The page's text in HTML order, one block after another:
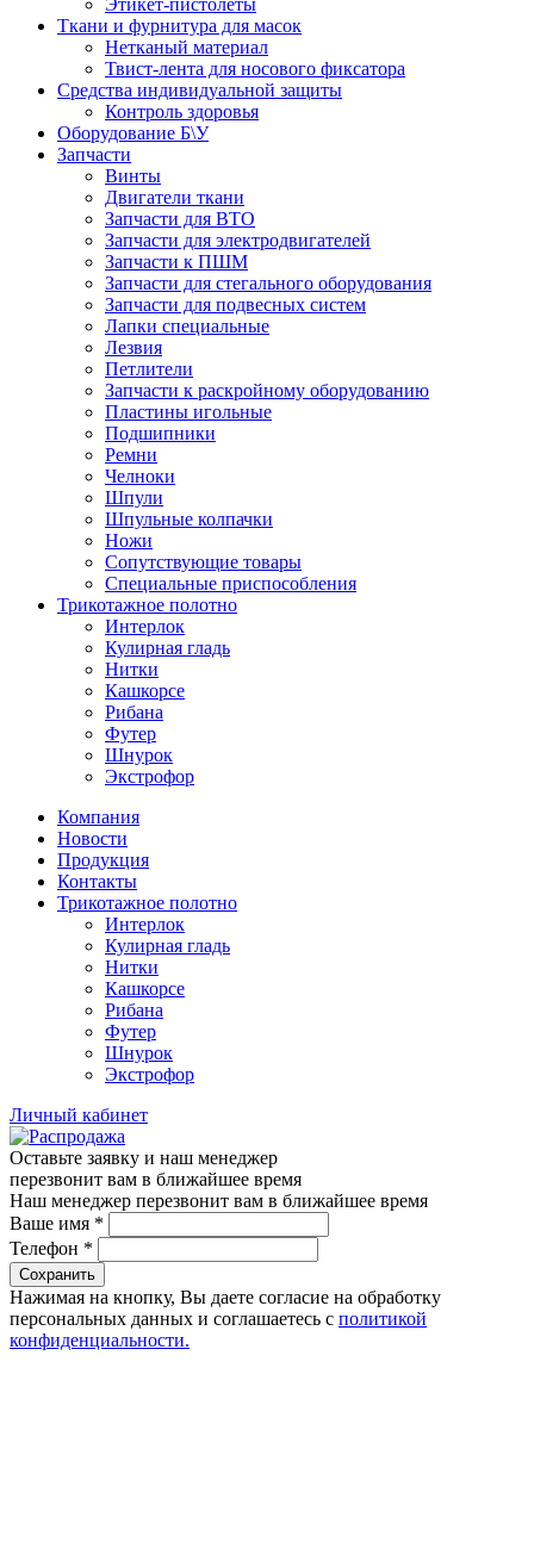
Ткани и фурнитура для масок
Нетканый материал
Твист-лента для носового фиксатора
Средства индивидуальной защиты
Контроль здоровья
Оборудование Б\У
Запчасти
Винты
Двигатели ткани
Запчасти для ВТО
Запчасти для электродвигателей
Запчасти к ПШМ
Запчасти для стегального оборудования
Запчасти для подвесных систем
Лапки специальные
Лезвия
Петлители
Запчасти к раскройному оборудованию
Пластины игольные
Подшипники
Ремни
Челноки
Шпули
Шпульные колпачки
Ножи
Сопутствующие товары
Специальные приспособления
Трикотажное полотно
Интерлок
Кулирная гладь
Нитки
Кашкорсе
Рибана
Футер
Шнурок
Экстрофор
Компания
Новости
Продукция
Контакты
Трикотажное полотно
Интерлок
Кулирная гладь
Нитки
Кашкорсе
Рибана
Футер
Шнурок
Экстрофор
Личный кабинет
Оставьте заявку и наш менеджер
перезвонит вам в ближайшее время
Наш менеджер перезвонит вам в ближайшее время
Ваше имя *
Телефон *
Сохранить
Нажимая на кнопку, Вы даете согласие на обработку
персональных данных и соглашаетесь с политикой
конфиденциальности.